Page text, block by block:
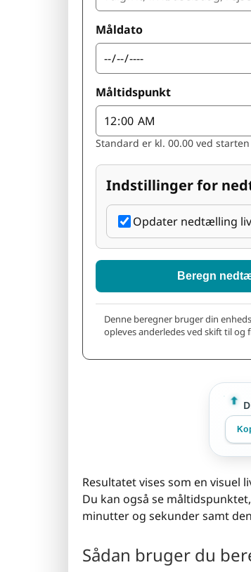
Måldato
Måltidspunkt
Standard er kl. 00.00 ved
Indstillinger for
Opdater nedtælling
Beregn
Denne beregner bruger din
opleves anderledes ved skift til og
Resultatet vises som en
Du kan også se
minutter og sekunder samt
Sådan bruger du